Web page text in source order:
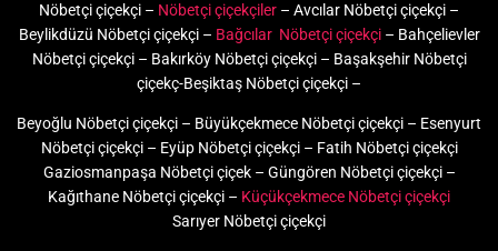
Nöbetçi çiçekçi – Nöbetçi çiçekçiler – Avcılar Nöbetçi çiçekçi –
Beylikdüzü Nöbetçi çiçekçi – Bağcılar Nöbetçi çiçekçi– Bahçelievler
Nöbetçi çiçekçi – Bakırköy Nöbetçi çiçekçi – Başakşehir Nöbetçi
çiçekç-Beşiktaş Nöbetçi çiçekçi –
Beyoğlu Nöbetçi çiçekçi – Büyükçekmece Nöbetçi çiçekçi – Esenyurt
Nöbetçi çiçekçi – Eyüp Nöbetçi çiçekçi – Fatih Nöbetçi çiçekçi
Gaziosmanpaşa Nöbetçi çiçek – Güngören Nöbetçi çiçekçi –
Kağıthane Nöbetçi çiçekçi – Küçükçekmece Nöbetçi çiçekçi
Sarıyer Nöbetçi çiçekçi